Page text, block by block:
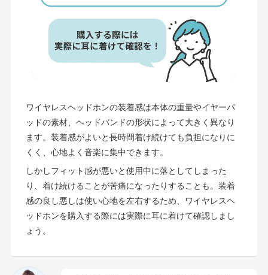
ワイヤレスヘッドホンの装着感は本体の重量やイヤーパ
ッドの素材、ヘッドバンドの形状によって大きく異なり
ます。装着感がよいと長時間着け続けても負担になりに
くく、心地よく音楽に集中できます。
しかしフィット感が悪いと使用中に落としてしまった
り、着け続けることが苦痛になったりすることも。装着
感の良し悪しは使い心地を左右するため、ワイヤレスヘ
ッドホンを購入する際には実際に耳に着けて確認しまし
ょう。